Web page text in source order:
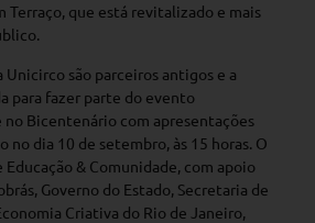
Terraço, que está revitalizado e mais
Unicirco são parceiros antigos e a
para fazer parte do evento
Bicentenário com apresentações
no dia 10 de setembro, às 15 horas. O
& Comunidade, com apoio
Governo do Estado, Secretaria de
Criativa do Rio de Janeiro,